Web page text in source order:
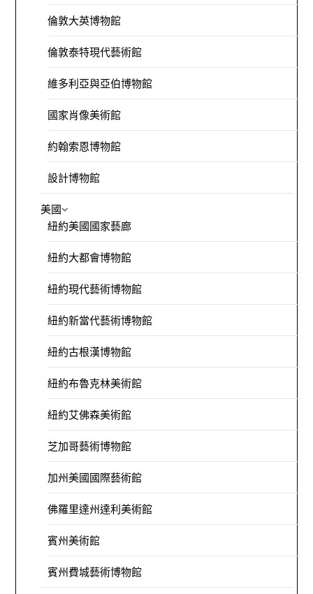
倫敦大英博物館
倫敦泰特現代藝術館
維多利亞與亞伯博物館
國家肖像美術館
約翰索恩博物館
設計博物館
美國
紐約美國國家藝廊
紐約大都會博物館
紐約現代藝術博物館
紐約新當代藝術博物館
紐約古根漢博物館
紐約布魯克林美術館
紐約艾佛森美術館
芝加哥藝術博物館
加州美國國際藝術館
佛羅里達州達利美術館
賓州美術館
賓州費城藝術博物館